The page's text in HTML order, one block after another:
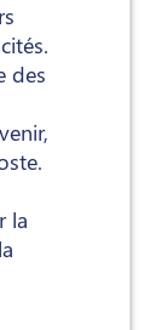
des
la